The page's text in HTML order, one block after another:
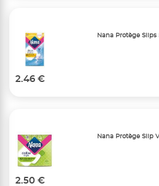
Nana Protège
2.46 €
Nana Protège Slip
2.50 €